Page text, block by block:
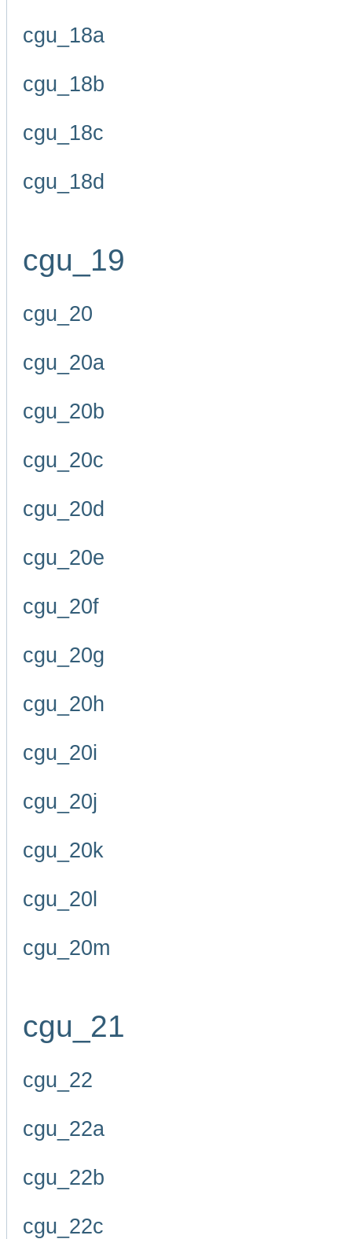
cgu_18a
cgu_18b
cgu_18c
cgu_18d
cgu_19
cgu_20
cgu_20a
cgu_20b
cgu_20c
cgu_20d
cgu_20e
cgu_20f
cgu_20g
cgu_20h
cgu_20i
cgu_20j
cgu_20k
cgu_20l
cgu_20m
cgu_21
cgu_22
cgu_22a
cgu_22b
cgu_22c